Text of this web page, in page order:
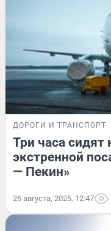
ДОРОГИ И ТРАНСПОРТ
Три часа сидят
экстренной
— Пекин»
26 августа, 2025, 12:47